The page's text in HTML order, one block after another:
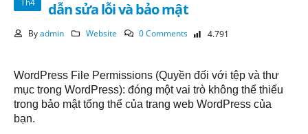
Th4
dẫn sửa lỗi và bảo mật
Byadmin Website 0 Comments 4.791
WordPress File Permissions (Quyền đối với tệp và thư
mục trong WordPress): đóng một vai trò không thể thiếu
trong bảo mật tổng thể của trang web WordPress của
bạn.